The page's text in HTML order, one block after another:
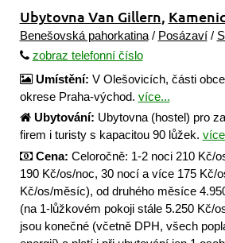
Ubytovna Van Gillern,
Benešovská pahorkatina/ Posázaví/
zobraz telefonní číslo
Umístění: V Olešovicích, části
okrese Praha-východ. více...
Ubytování: Ubytovna (hostel) pro
firem i turisty s kapacitou 90 lůžek.
Cena: Celoročně: 1-2 noci 210 Kč/
190 Kč/os/noc, 30 nocí a více 175 Kč/
Kč/os/měsíc), od druhého měsíce
(na 1-lůžkovém pokoji stále 5.250 Kč/
jsou konečné (včetně DPH, všech